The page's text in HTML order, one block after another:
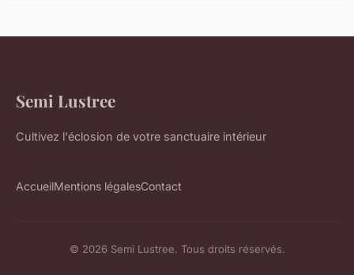
Semi Lustree
Cultivez l'éclosion de votre sanctuaire intérieur
AccueilMentions légalesContact
© 2026 Semi Lustree. Tous droits réservés.